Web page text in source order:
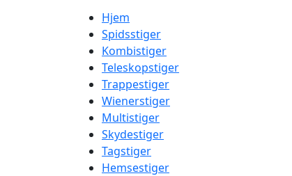
Hjem
Spidsstiger
Kombistiger
Teleskopstiger
Trappestiger
Wienerstiger
Multistiger
Skydestiger
Tagstiger
Hemsestiger